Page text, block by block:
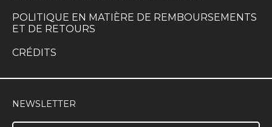
POLITIQUE EN MATIÈRE DE REMBOURSEMENTS
ET DE RETOURS
CRÉDITS
NEWSLETTER